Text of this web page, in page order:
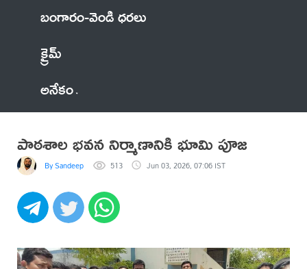
బంగారం-వెండి ధరలు
క్రైమ్
అనేకం
పాఠశాల భవన నిర్మాణానికి భూమి పూజ
By Sandeep 513 Jun 03, 2026, 07:06 IST